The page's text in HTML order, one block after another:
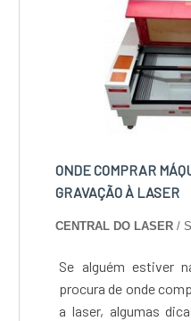
ONDE COMPRAR
GRAVAÇÃO À LASER
CENTRAL DO LASER /
Se alguém estiver
procura de onde
a laser, algumas